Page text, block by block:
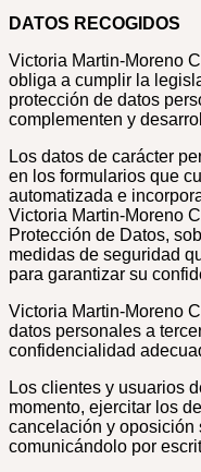
DATOS RECOGIDOS
Victoria Martin-Moreno
obliga a cumplir la
protección de datos
complementen y
Los datos de carácter
en los formularios que
automatizada e
Victoria Martin-Moreno
Protección de Datos,
medidas de seguridad
para garantizar su
Victoria Martin-Moreno
datos personales a
confidencialidad
Los clientes y usuarios
momento, ejercitar los
cancelación y oposición
comunicándolo por